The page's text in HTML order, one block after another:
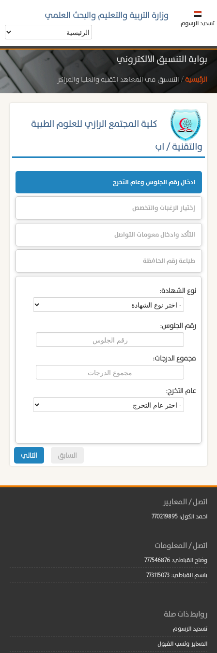
تسديد الرسوم
وزارة التربية والتعليم والبحث العلمي
بوابة التنسيق الالكتروني
الرئيسية/التنسيق في المعاهد التقنيه والعليا والمراكز
كلية المجتمع الرازي للعلوم الطبية
والتقنية / اب
ادخال رقم الجلوس وعام التخرج
إختيار الرغبات والتخصص
التأكد وادخال معومات التواصل
طباعة رقم الحافظة
نوع الشهادة:
رقم الجلوس:
مجموع الدرجات:
عام التخرج:
السابق التالي
اتصل / المعايير
احمد الكول: 770219895
اتصل / المعلومات
وضاح القباطي: 777546876
باسم القباطي: 773115073
روابط ذات صلة
تسديد الرسوم
المعاير ونسب القبول